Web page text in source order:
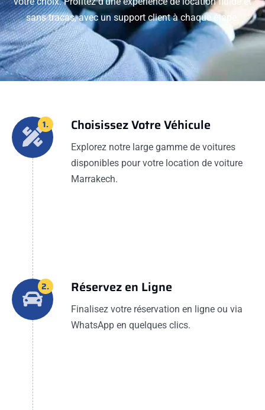
sans tracas, avec un support client à chaque étape.
1. Choisissez Votre Véhicule
Explorez notre large gamme de voitures
disponibles pour votre location de voiture
Marrakech.
2. Réservez en Ligne
Finalisez votre réservation en ligne ou via
WhatsApp en quelques clics.